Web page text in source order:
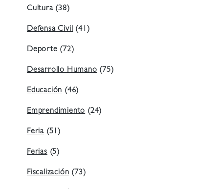
Cultura(38)
Defensa Civil(41)
Deporte(72)
Desarrollo Humano(75)
Educación(46)
Emprendimiento(24)
Feria (51)
Ferias(5)
Fiscalización(73)